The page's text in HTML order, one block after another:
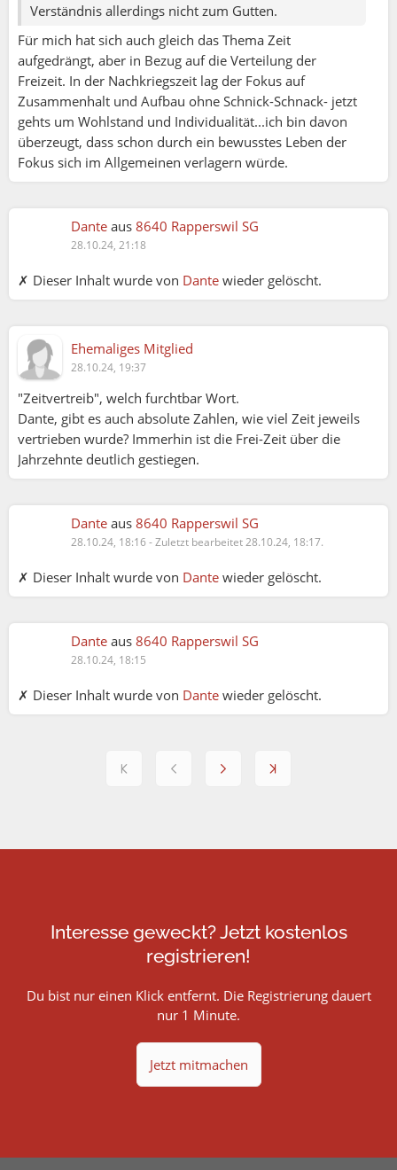
Verständnis allerdings nicht zum Gutten.
Für mich hat sich auch gleich das Thema Zeit
aufgedrängt, aber in Bezug auf die Verteilung der
Freizeit. In der Nachkriegszeit lag der Fokus auf
Zusammenhalt und Aufbau ohne Schnick-Schnack- jetzt
gehts um Wohlstand und Individualität...ich bin davon
überzeugt, dass schon durch ein bewusstes Leben der
Fokus sich im Allgemeinen verlagern würde.
Dante aus 8640 Rapperswil SG
28.10.24, 21:18
✗ Dieser Inhalt wurde von Dante wieder gelöscht.
Ehemaliges Mitglied
28.10.24, 19:37
"Zeitvertreib", welch furchtbar Wort.
Dante, gibt es auch absolute Zahlen, wie viel Zeit jeweils
vertrieben wurde? Immerhin ist die Frei-Zeit über die
Jahrzehnte deutlich gestiegen.
Dante aus 8640 Rapperswil SG
28.10.24, 18:16 -Zuletzt bearbeitet 28.10.24, 18:17.
✗ Dieser Inhalt wurde von Dante wieder gelöscht.
Dante aus 8640 Rapperswil SG
28.10.24, 18:15
✗ Dieser Inhalt wurde von Dante wieder gelöscht.
Interesse geweckt? Jetzt kostenlos
registrieren!
Du bist nur einen Klick entfernt. Die Registrierung dauert
nur 1 Minute.
Jetzt mitmachen